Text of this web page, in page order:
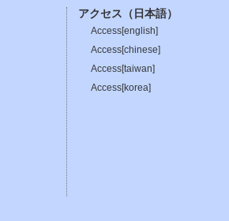
アクセス（日本語）
Access[english]
Access[chinese]
Access[taiwan]
Access[korea]